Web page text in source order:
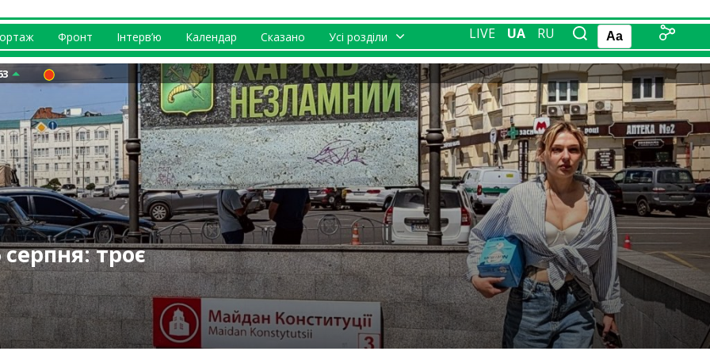
Фронт Інтерв’ю Календар Сказано Усі розділи LIVE UA RU Aa
троє із
додому” –
– троє
ЗСУ
підвищення: яку